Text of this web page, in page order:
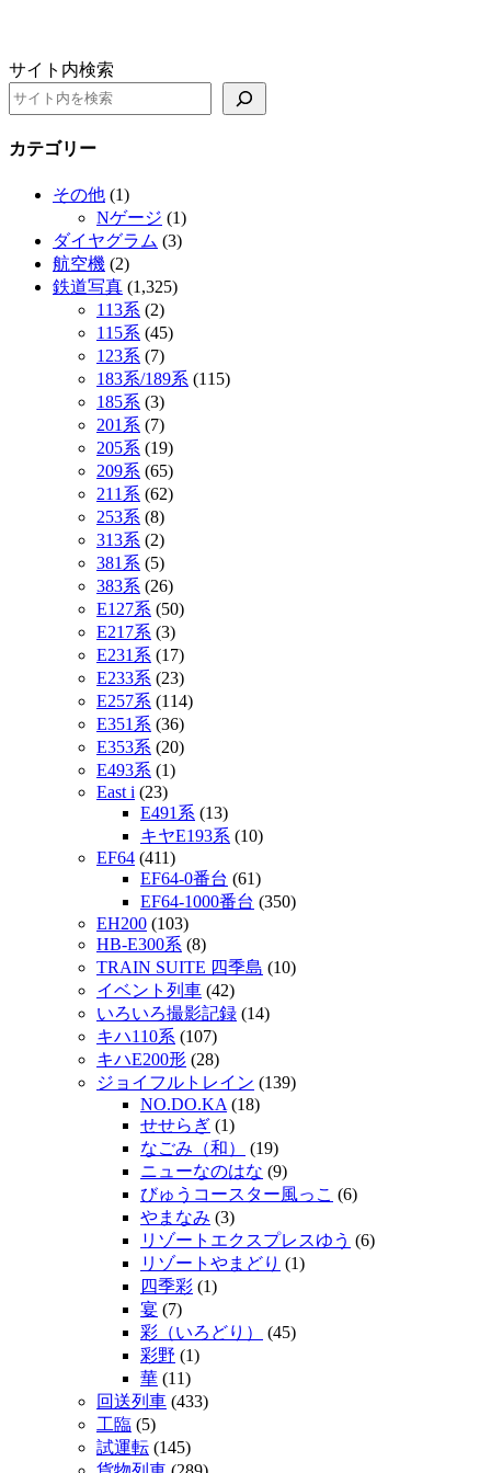
サイト内検索
カテゴリー
その他 (1)
Nゲージ (1)
ダイヤグラム (3)
航空機 (2)
鉄道写真 (1,325)
113系 (2)
115系 (45)
123系 (7)
183系/189系 (115)
185系 (3)
201系 (7)
205系 (19)
209系 (65)
211系 (62)
253系 (8)
313系 (2)
381系 (5)
383系 (26)
E127系 (50)
E217系 (3)
E231系 (17)
E233系 (23)
E257系 (114)
E351系 (36)
E353系 (20)
E493系 (1)
East i (23)
E491系 (13)
キヤE193系 (10)
EF64 (411)
EF64-0番台 (61)
EF64-1000番台 (350)
EH200 (103)
HB-E300系 (8)
TRAIN SUITE 四季島 (10)
イベント列車 (42)
いろいろ撮影記録 (14)
キハ110系 (107)
キハE200形 (28)
ジョイフルトレイン (139)
NO.DO.KA (18)
せせらぎ (1)
なごみ（和）
(19)
ニューなのはな (9)
びゅうコースター風っこ (6)
やまなみ (3)
リゾートエクスプレスゆう (6)
リゾートやまどり (1)
四季彩 (1)
宴 (7)
彩（いろどり）
(45)
彩野 (1)
華 (11)
回送列車 (433)
工臨 (5)
試運転 (145)